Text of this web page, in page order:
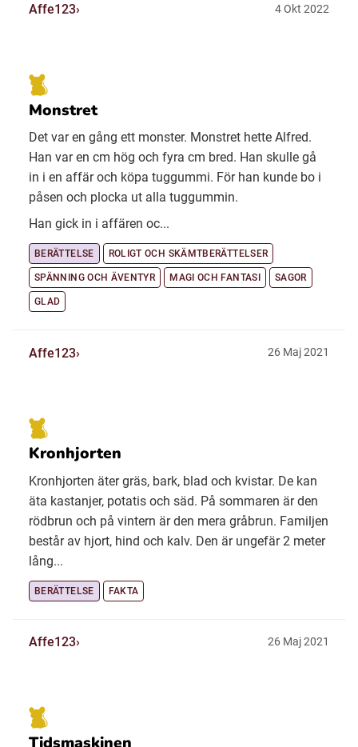
Affe123 4 Okt 2022
Monstret
Det var en gång ett monster. Monstret hette Alfred.
Han var en cm hög och fyra cm bred. Han skulle gå
in i en affär och köpa tuggummi. För han kunde bo i
påsen och plocka ut alla tuggummin.
Han gick in i affären oc...
BERÄTTELSE ROLIGT OCH SKÄMTBERÄTTELSER
SPÄNNING OCH ÄVENTYR MAGI OCH FANTASI SAGOR
GLAD
Affe123 26 Maj 2021
Kronhjorten
Kronhjorten äter gräs, bark, blad och kvistar. De kan
äta kastanjer, potatis och säd. På sommaren är den
rödbrun och på vintern är den mera gråbrun. Familjen
består av hjort, hind och kalv. Den är ungefär 2 meter
lång...
BERÄTTELSE FAKTA
Affe123 26 Maj 2021